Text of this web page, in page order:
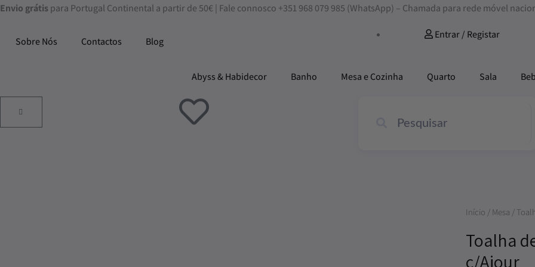
Skip
content
Envio grátispara Portugal Continental a partir de 50€ | Fale connosco +351 968 079 985 (WhatsApp) – Chamada para rede móvel
Sobre Nós Contactos Blog
Entrar / Registar
Abyss & Habidecor Banho Mesa e Cozinha Quarto Sala
ADICIONAR
CARRINHO
Início / Mesa /
Toalha
c/Ajour
Quantidade
Toalha
de